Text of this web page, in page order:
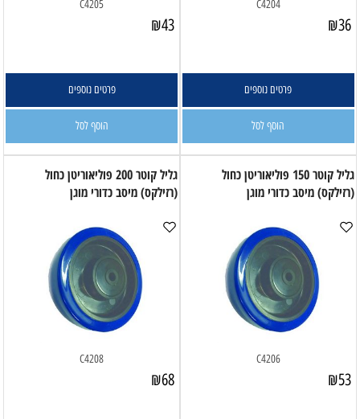
C4204
₪36
פרטים נוספים
הוסף לסל
C4205
₪43
פרטים נוספים
הוסף לסל
גליל קוטר 150 פוליאוריטן כחול
(רזילקס) מיסב כדורי מוגן
C4206
₪53
גליל קוטר 200 פוליאוריטן כחול
(רזילקס) מיסב כדורי מוגן
C4208
₪68